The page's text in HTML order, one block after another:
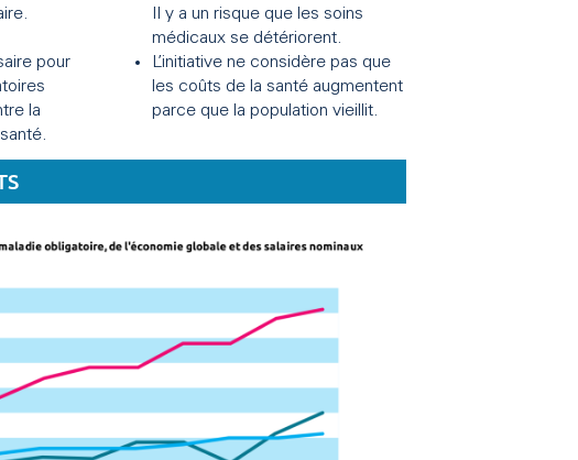
pour
la
Il y a un risque que les soins
médicaux se détériorent.
L’initiative ne considère pas que
les coûts de la santé augmentent
parce que la population vieillit.